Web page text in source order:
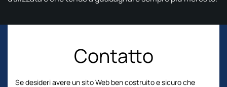
Contatto
Se desideri avere un sito Web ben costruito e sicuro che